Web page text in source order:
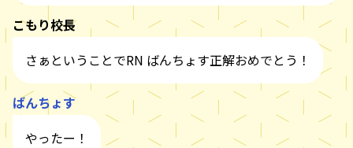
こもり校長
さぁということでRN ばんちょす正解おめでとう！
ばんちょす
やったー！